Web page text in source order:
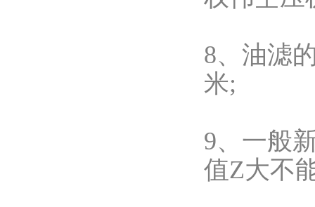
8、油滤
米;
9、一般
值Z大不